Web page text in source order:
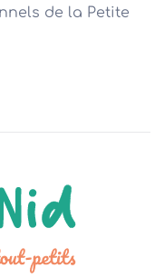
de la Petite